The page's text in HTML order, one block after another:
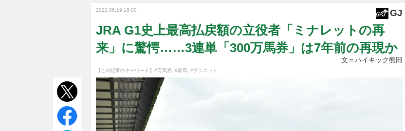
2022.06.19 18:00 GJ
JRA G1史上最高払戻額の立役者「ミナレットの再
来」に驚愕……3連単「300万馬券」は7年前の再現か
文＝ハイキック熊田
【この記事のキーワード】 #万馬券 #新馬 #グラニット